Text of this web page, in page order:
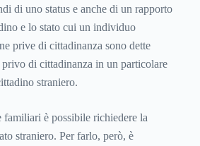
di uno status e anche di un rapporto
e lo stato cui un individuo
prive di cittadinanza sono dette
di cittadinanza in un particolare
straniero.
è possibile richiedere la
straniero. Per farlo, però, è